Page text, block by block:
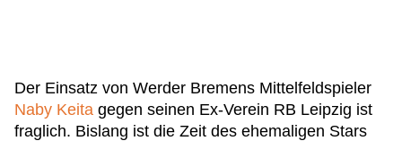
Der Einsatz von Werder Bremens Mittelfeldspieler
Naby Keita gegen seinen Ex-Verein RB Leipzig ist
fraglich. Bislang ist die Zeit des ehemaligen Stars